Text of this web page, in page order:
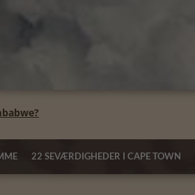
22 SEVÆRDIGHEDER I CAPE TOWN